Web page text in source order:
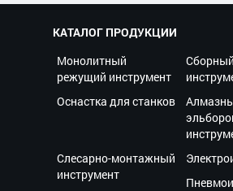
КАТАЛОГ ПРОДУКЦИИ
Монолитный
режущий инструмент
Оснастка для станков
Слесарно-монтажный
инструмент